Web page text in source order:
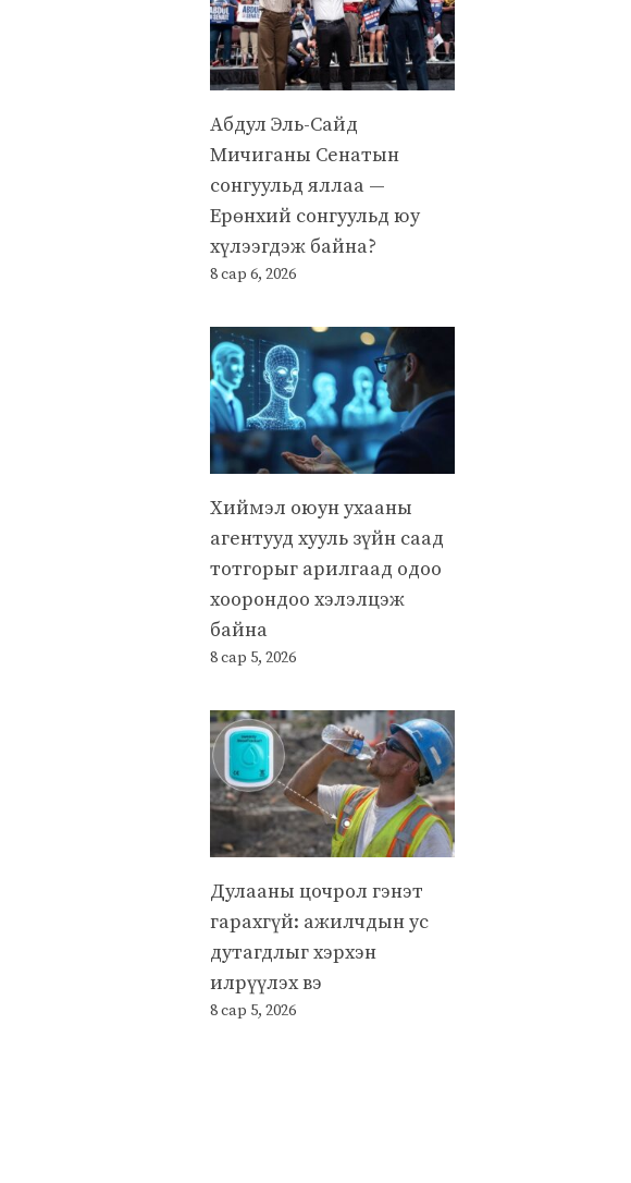
Абдул Эль-Сайд
Мичиганы Сенатын
сонгуульд яллаа —
Ерөнхий сонгуульд юу
хүлээгдэж байна?
8 сар 6, 2026
Хиймэл оюун ухааны
агентууд хууль зүйн саад
тотгорыг арилгаад одоо
хоорондоо хэлэлцэж
байна
8 сар 5, 2026
Дулааны цочрол гэнэт
гарахгүй: ажилчдын ус
дутагдлыг хэрхэн
илрүүлэх вэ
8 сар 5, 2026